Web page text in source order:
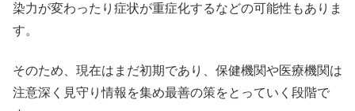
染力が変わったり症状が重症化するなどの可能性もありま
す。
そのため、現在はまだ初期であり、保健機関や医療機関は
注意深く見守り情報を集め最善の策をとっていく段階で